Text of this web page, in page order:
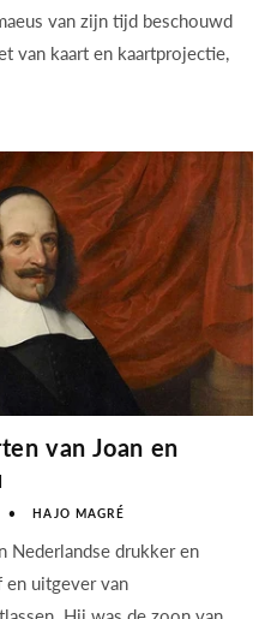
van zijn tijd beschouwd
van kaart en kaartprojectie,
van Joan en
HAJO MAGRÉ
Nederlandse drukker en
en uitgever van